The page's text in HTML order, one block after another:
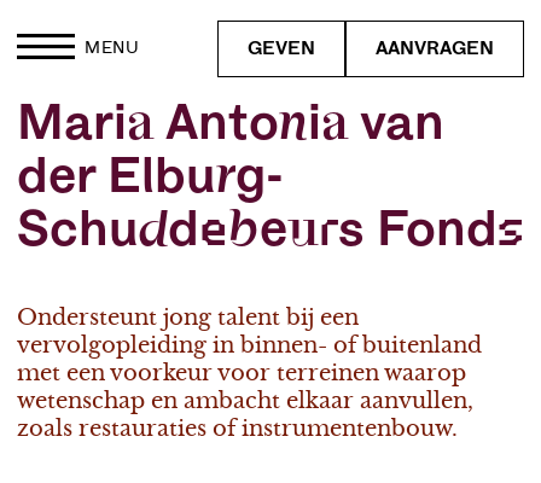
GEVEN AANVRAGEN
MENU
Maria Antonia van
der Elburg-
Schuddebeurs Fonds
Ondersteunt jong talent bij een
vervolgopleiding in binnen- of buitenland
met een voorkeur voor terreinen waarop
wetenschap en ambacht elkaar aanvullen,
zoals restauraties of instrumentenbouw.